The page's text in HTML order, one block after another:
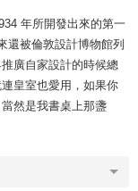
年所開發出來的第一
還被倫敦設計博物館列
廣自家設計的時候總
皇室也愛用，如果你
然是我書桌上那盞